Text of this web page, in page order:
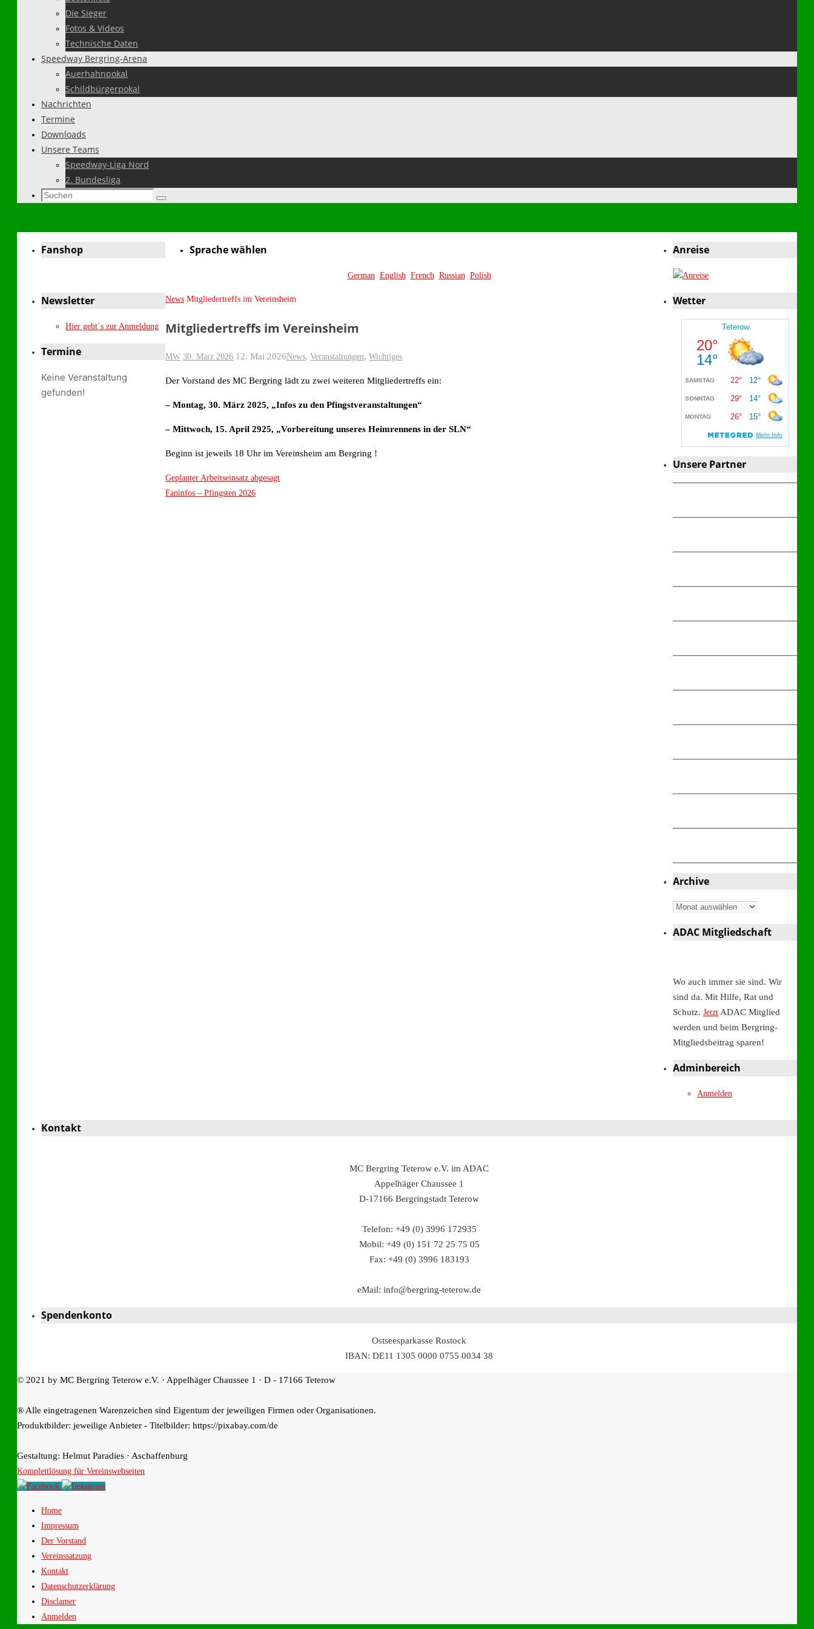
Die Sieger
Fotos & Videos
Technische Daten
Speedway Bergring-Arena
Auerhahnpokal
Schildbürgerpokal
Nachrichten
Termine
Downloads
Unsere Teams
Speedway-Liga Nord
2. Bundesliga
Suchen
Suchen
Sprache wählen
German English French Russian Polish
Start
News Mitgliedertreffs im Vereinsheim
Mitgliedertreffs im Vereinsheim
MW 30. März 2026 12. Mai 2026News, Veranstaltungen, Wichtiges
Der Vorstand des MC Bergring lädt zu zwei weiteren Mitgliedertreffs ein:
– Montag, 30. März 2025, „Infos zu den Pfingstveranstaltungen“
– Mittwoch, 15. April 2925, „Vorbereitung unseres Heimrennens in der SLN“
Beginn ist jeweils 18 Uhr im Vereinsheim am Bergring !
Geplanter Arbeitseinsatz abgesagt
Faninfos – Pfingsten 2026
Fanshop
Newsletter
Hier geht´s zur Anmeldung
Termine
Keine Veranstaltung
gefunden!
Anreise
Wetter
Unsere Partner
Archive
Archive
ADAC Mitgliedschaft
Wo auch immer sie sind. Wir
sind da. Mit Hilfe, Rat und
Schutz. Jetzt ADAC Mitglied
werden und beim Bergring-
Mitgliedsbeitrag sparen!
Adminbereich
Anmelden
Kontakt
MC Bergring Teterow e.V. im ADAC
Appelhäger Chaussee 1
D-17166 Bergringstadt Teterow
Telefon: +49 (0) 3996 172935
Mobil: +49 (0) 151 72 25 75 05
Fax: +49 (0) 3996 183193
eMail: info@bergring-teterow.de
Spendenkonto
Ostseesparkasse Rostock
IBAN: DE11 1305 0000 0755 0034 38
© 2021 by MC Bergring Teterow e.V. · Appelhäger Chaussee 1 · D - 17166 Teterow
® Alle eingetragenen Warenzeichen sind Eigentum der jeweiligen Firmen oder Organisationen.
Produktbilder: jeweilige Anbieter - Titelbilder: https://pixabay.com/de
Gestaltung: Helmut Paradies · Aschaffenburg
Komplettlösung für Vereinswebseiten
Home
Impressum
Der Vorstand
Vereinssatzung
Kontakt
Datenschutzerklärung
Disclamer
Anmelden